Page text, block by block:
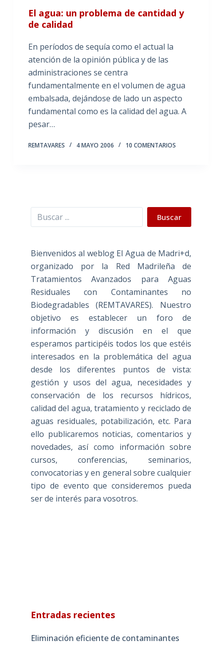
El agua: un problema de cantidad y
de calidad
En períodos de sequía como el actual la
atención de la opinión pública y de las
administraciones se centra
fundamentalmente en el volumen de agua
embalsada, dejándose de lado un aspecto
fundamental como es la calidad del agua. A
pesar…
REMTAVARES 4 MAYO 2006 10 COMENTARIOS
Buscar Buscar
Bienvenidos al weblog El Agua de Madri+d,
organizado por la Red Madrileña de
Tratamientos Avanzados para Aguas
Residuales con Contaminantes no
Biodegradables (REMTAVARES). Nuestro
objetivo es establecer un foro de
información y discusión en el que
esperamos participéis todos los que estéis
interesados en la problemática del agua
desde los diferentes puntos de vista:
gestión y usos del agua, necesidades y
conservación de los recursos hídricos,
calidad del agua, tratamiento y reciclado de
aguas residuales, potabilización, etc. Para
ello publicaremos noticias, comentarios y
novedades, así como información sobre
cursos, conferencias, seminarios,
convocatorias y en general sobre cualquier
tipo de evento que consideremos pueda
ser de interés para vosotros.
Entradas recientes
Eliminación eficiente de contaminantes